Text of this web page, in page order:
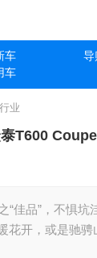
车 导
车
行业
T600
“佳品”，不惧坑
花开，或是驰